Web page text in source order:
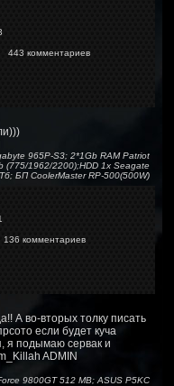
443 комментариев
965P-S3; 2*1Gb RAM Patriot
(775/1962/2200);HDD 1x Seagate
БП CoolerMaster RP-500(500W)
136 комментариев
А во-вторых толку писать
если будет куча
я подымаю сервак и
ADMIN
9800GT 512 MB; ASUS P5KC